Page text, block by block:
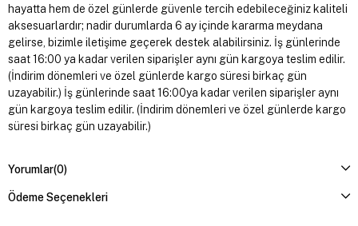
hayatta hem de özel günlerde güvenle tercih edebileceğiniz kaliteli
aksesuarlardır; nadir durumlarda 6 ay içinde kararma meydana
gelirse, bizimle iletişime geçerek destek alabilirsiniz. İş günlerinde
saat 16:00 ya kadar verilen siparişler aynı gün kargoya teslim edilir.
(İndirim dönemleri ve özel günlerde kargo süresi birkaç gün
uzayabilir.) İş günlerinde saat 16:00ya kadar verilen siparişler aynı
gün kargoya teslim edilir. (İndirim dönemleri ve özel günlerde kargo
süresi birkaç gün uzayabilir.)
Yorumlar(0)
Ödeme Seçenekleri